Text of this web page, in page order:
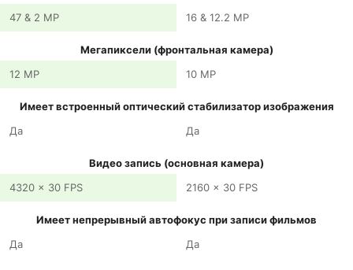
47 & 2 MP
16 & 12.2 MP
Мегапиксели (фронтальная камера)
12 MP
10 MP
Имеет встроенный оптический стабилизатор изображения
Да
Да
Видео запись (основная камера)
4320 x 30 FPS
2160 x 30 FPS
Имеет непрерывный автофокус при записи фильмов
Да
Да